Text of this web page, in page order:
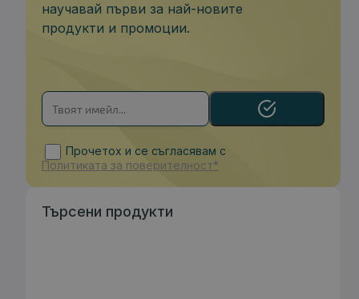
научавай първи за най-новите
продукти и промоции.
Прочетох и се съгласявам с
Политиката за поверителност*
Търсени продукти